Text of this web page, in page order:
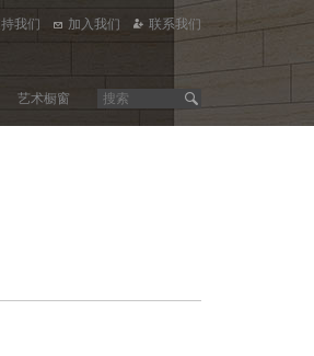
我们 加入我们 联系我们
艺术橱窗